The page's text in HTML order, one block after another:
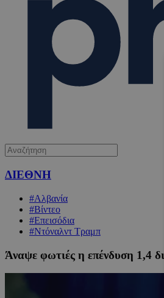
ΔΙΕΘΝΗ
#Αλβανία
#Βίντεο
#Επεισόδια
#Ντόναλντ Τραμπ
Άναψε φωτιές η επένδυση 1,4